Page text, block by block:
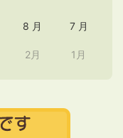
8 月 7 月
2月 1月